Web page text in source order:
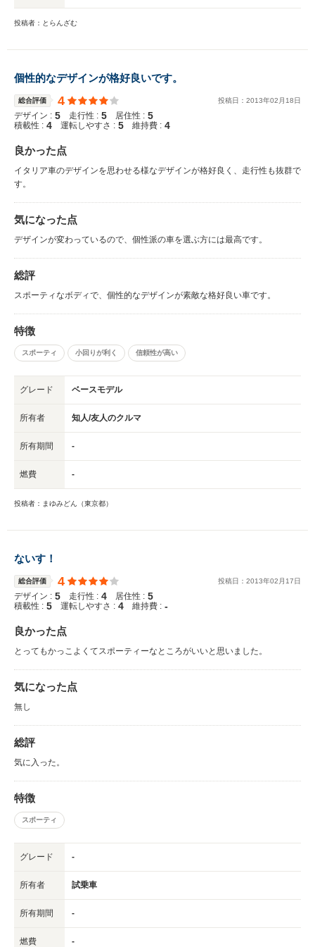
投稿者：とらんざむ
個性的なデザインが格好良いです。
総合評価 4 投稿日： 2013年02 月 18日
デザイン : 5 走行性 : 5 居住性 : 5
積載性 : 4 運転しやすさ : 5 維持費 : 4
良かった点
イタリア車のデザインを思わせる様なデザインが格好良く、走行性も抜群で
す。
気になった点
デザインが変わっているので、個性派の車を選ぶ方には最高です。
総評
スポーティなボディで、個性的なデザインが素敵な格好良い車です。
特徴
スポーティ 小回りが利く 信頼性が高い
グレード ベースモデル
所有者 知人/友人のクルマ
所有期間 -
燃費 -
投稿者：まゆみどん（東京都）
ないす！
総合評価 4 投稿日： 2013年02 月 17日
デザイン : 5 走行性 : 4 居住性 : 5
積載性 : 5 運転しやすさ : 4 維持費 : -
良かった点
とってもかっこよくてスポーティーなところがいいと思いました。
気になった点
無し
総評
気に入った。
特徴
スポーティ
グレード -
所有者 試乗車
所有期間 -
燃費 -